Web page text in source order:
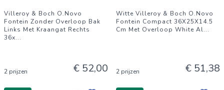
Villeroy & Boch O.Novo
Fontein Zonder Overloop Bak
Links Met Kraangat Rechts
36x...
2 prijzen € 52,00
Witte Villeroy & Boch O.Novo
Fontein Compact 36X25X14.5
Cm Met Overloop White Al...
2 prijzen € 51,38